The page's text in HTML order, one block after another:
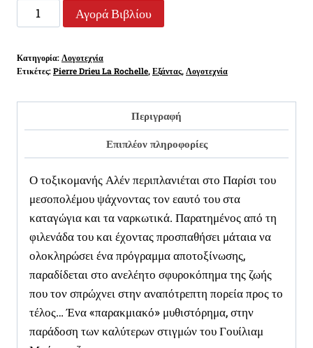
ΦΛΟΓΑ
ΤΡΕΜΟΣΒΗΝΕΙ
Αγορά Βιβλίου
Κατηγορία: Λογοτεχνία
Ετικέτες: Pierre Drieu La Rochelle, Εξάντας, Λογοτεχνία
Περιγραφή
Επιπλέον πληροφορίες
Ο τοξικομανής Αλέν περιπλανιέται στο Παρίσι του
μεσοπολέμου ψάχνοντας τον εαυτό του στα
καταγώγια και τα ναρκωτικά. Παρατημένος από τη
φιλενάδα του και έχοντας προσπαθήσει μάταια να
ολοκληρώσει ένα πρόγραμμα αποτοξίνωσης,
παραδίδεται στο ανελέητο σφυροκόπημα της ζωής
που τον σπρώχνει στην αναπότρεπτη πορεία προς το
τέλος… Ένα «παρακμιακό» μυθιστόρημα, στην
παράδοση των καλύτερων στιγμών του Γουίλιαμ